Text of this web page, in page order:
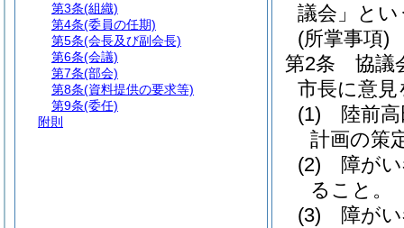
議会」とい
(所掌事項)
第2条
協議
市長に意
(1)
陸前
計画の策
(2)
障が
ること。
(3)
障が
第3条(組織)
第4条(委員の任期)
第5条(会長及び副会長)
第6条(会議)
第7条(部会)
第8条(資料提供の要求等)
第9条(委任)
附則